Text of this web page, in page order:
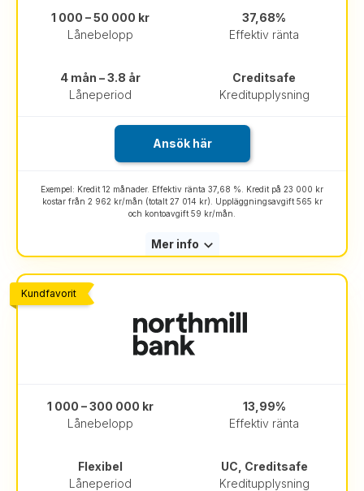
Lånebelopp
1 000 – 50 000 kr
Effektiv ränta
37,68%
Låneperiod
4 mån – 3.8 år
Kreditupplysning
Creditsafe
Ansök här
Exempel: Kredit 12 månader. Effektiv ränta 37,68 %. Kredit på 23 000 kr
kostar från 2 962 kr/mån (totalt 27 014 kr). Uppläggningsavgift 565 kr
och kontoavgift 59 kr/mån.
Mer info
Kundfavorit
Lånebelopp
1 000 – 300 000 kr
Effektiv ränta
13,99%
Låneperiod
Flexibel
Kreditupplysning
UC, Creditsafe